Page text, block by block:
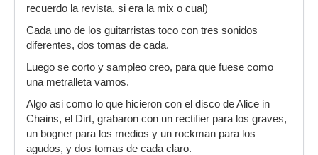
recuerdo la revista, si era la mix o cual)
Cada uno de los guitarristas toco con tres sonidos
diferentes, dos tomas de cada.
Luego se corto y sampleo creo, para que fuese como
una metralleta vamos.
Algo asi como lo que hicieron con el disco de Alice in
Chains, el Dirt, grabaron con un rectifier para los graves,
un bogner para los medios y un rockman para los
agudos, y dos tomas de cada claro.